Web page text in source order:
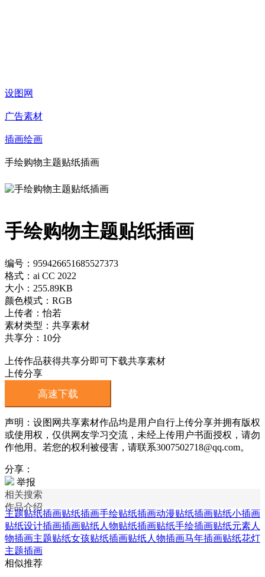
设图网
广告素材
插画绘画
手绘购物主题贴纸插画
手绘购物主题贴纸插画
编号：959426651685527373
格式：ai CC 2022
大小：255.89KB
颜色模式：RGB
上传者：怡若
素材类型：共享素材
共享分：10分
上传作品获得共享分即可下载共享素材
上传分享
高速下载
声明：设图网共享素材作品均是用户自行上传分享并拥有版权
或使用权，仅供网友学习交流，未经上传用户书面授权，请勿
作他用。若您的权利被侵害，请联系3007502718@qq.com。
分享：
举报
相关搜索
作品介绍
主题贴纸插画贴纸插画手绘贴纸插画动漫贴纸插画贴纸小插画
贴纸设计插画插画贴纸人物贴纸插画贴纸手绘插画贴纸元素人
物插画主题贴纸女孩贴纸插画贴纸人物插画马年插画贴纸花灯
主题插画
相似推荐